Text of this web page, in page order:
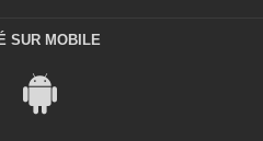
SUR MOBILE